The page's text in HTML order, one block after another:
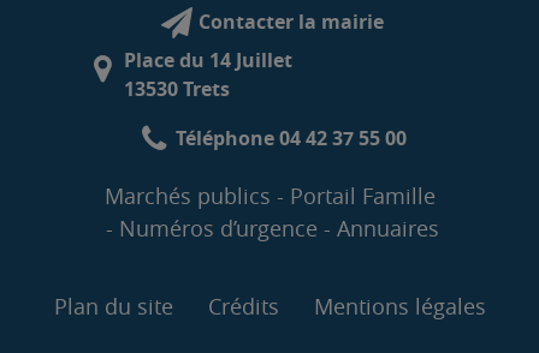
Contacter la mairie
Place du 14 Juillet
13530 Trets
Téléphone 04 42 37 55 00
Marchés publics
Portail Famille
Numéros d’urgence
Annuaires
Plan du site Crédits Mentions légales